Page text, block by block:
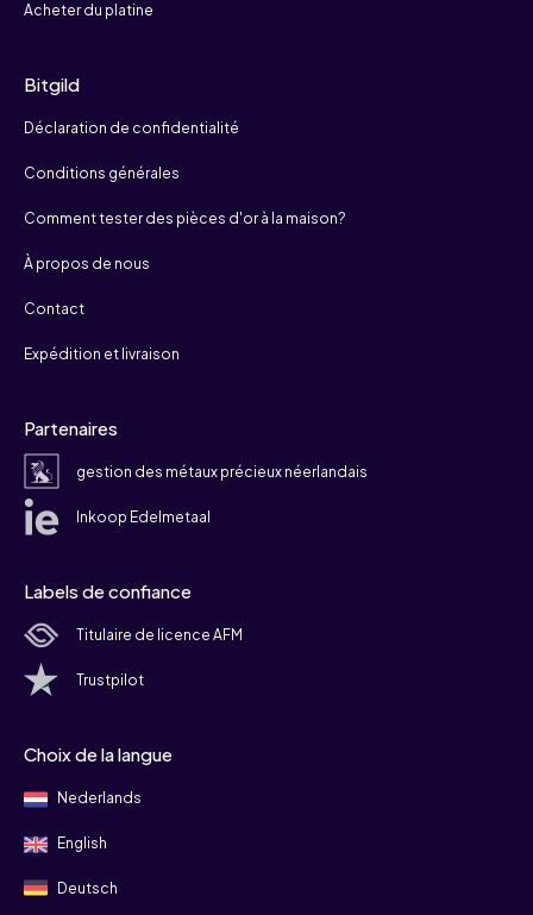
Acheter du platine
Bitgild
Déclaration de confidentialité
Conditions générales
Comment tester des pièces d'or à la maison?
À propos de nous
Contact
Expédition et livraison
Partenaires
gestion des métaux précieux néerlandais
Inkoop Edelmetaal
Labels de confiance
Titulaire de licence AFM
Trustpilot
Choix de la langue
Nederlands
English
Deutsch